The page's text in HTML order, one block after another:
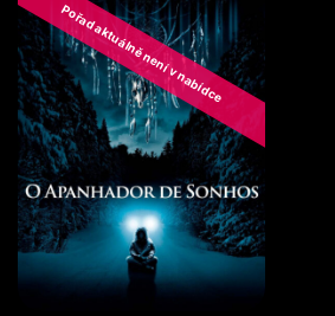
Pořad aktuálně není v nabídce